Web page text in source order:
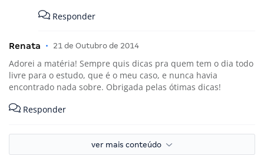
Responder
Renata • 21 de Outubro de 2014
Adorei a matéria! Sempre quis dicas pra quem tem o dia todo
livre para o estudo, que é o meu caso, e nunca havia
encontrado nada sobre. Obrigada pelas ótimas dicas!
Responder
ver mais conteúdo